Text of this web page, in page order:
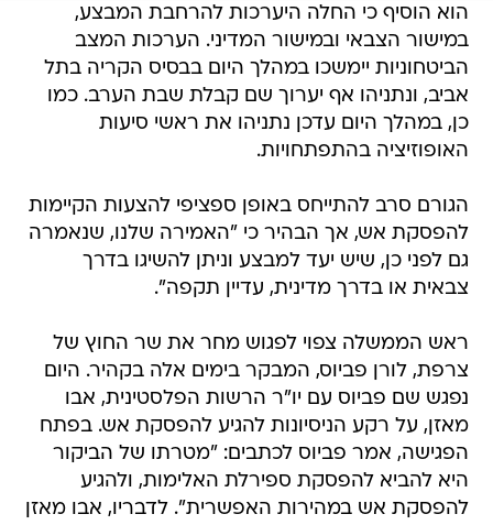
הוא הוסיף כי החלה היערכות להרחבת המבצע,
במישור הצבאי ובמישור המדיני. הערכות המצב
הביטחוניות יימשכו במהלך היום בבסיס הקריה בתל
אביב, ונתניהו אף יערוך שם קבלת שבת הערב. כמו
כן, במהלך היום עדכן נתניהו את ראשי סיעות
האופוזיציה בהתפתחויות.
הגורם סרב להתייחס באופן ספציפי להצעות הקיימות
להפסקת אש, אך הבהיר כי "האמירה שלנו, שנאמרה
גם לפני כן, שיש יעד למבצע וניתן להשיגו בדרך
צבאית או בדרך מדינית, עדיין תקפה".
ראש הממשלה צפוי לפגוש מחר את שר החוץ של
צרפת, לורן פביוס, המבקר בימים אלה בקהיר. היום
נפגש שם פביוס עם יו"ר הרשות הפלסטינית, אבו
מאזן, על רקע הניסיונות להגיע להפסקת אש. בפתח
הפגישה, אמר פביוס לכתבים: "מטרתו של הביקור
היא להביא להפסקת ספירלת האלימות, ולהגיע
להפסקת אש במהירות האפשרית". לדבריו, אבו מאזן